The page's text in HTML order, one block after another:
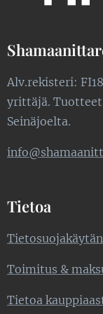
Alv.rekisteri:
yrittäjä.
Seinäjoelta.
Tietoa
Toimitus &
Tietoa